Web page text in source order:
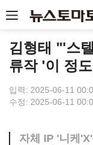
김형태 "'스
류작 '이 정
입력: 2025-06-11
수정: 2025-06-11
자체 IP '니케